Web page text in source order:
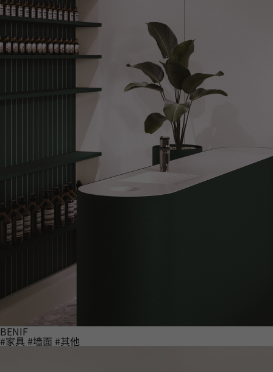
BENIF
#家具 #墙面 #其他